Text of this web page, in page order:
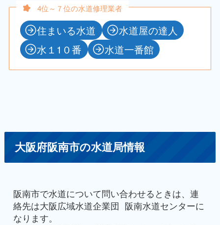
4位～７位の水道修理業者
住まいる水道
水道屋の達人
水１1０番
水道一番館
大阪府阪南市の水道局情報
阪南市で水道について問い合わせるときは、連
絡先は大阪広域水道企業団 阪南水道センターに
なります。